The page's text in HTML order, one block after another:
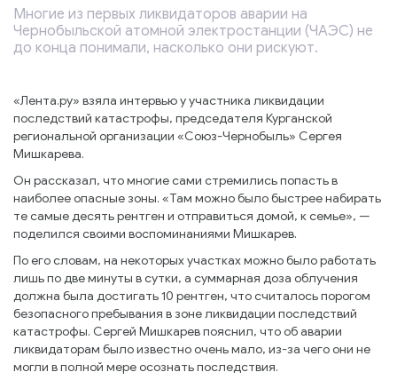
Многие из первых ликвидаторов аварии на
Чернобыльской атомной электростанции (ЧАЭС) не
до конца понимали, насколько они рискуют.
«Лента.ру» взяла интервью у участника ликвидации
последствий катастрофы, председателя Курганской
региональной организации «Союз-Чернобыль» Сергея
Мишкарева.
Он рассказал, что многие сами стремились попасть в
наиболее опасные зоны. «Там можно было быстрее набирать
те самые десять рентген и отправиться домой, к семье», —
поделился своими воспоминаниями Мишкарев.
По его словам, на некоторых участках можно было работать
лишь по две минуты в сутки, а суммарная доза облучения
должна была достигать 10 рентген, что считалось порогом
безопасного пребывания в зоне ликвидации последствий
катастрофы. Сергей Мишкарев пояснил, что об аварии
ликвидаторам было известно очень мало, из-за чего они не
могли в полной мере осознать последствия.